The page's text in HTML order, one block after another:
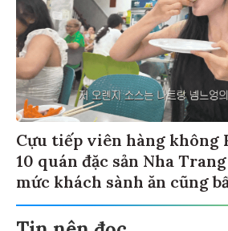
Cựu tiếp viên hàng không
10 quán đặc sản Nha
mức khách sành ăn cũng